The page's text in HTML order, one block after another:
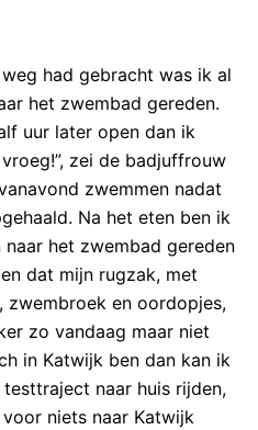
had gebracht was ik al
het zwembad gereden.
uur later open dan ik
zei de badjuffrouw
zwemmen nadat
Na het eten ben ik
het zwembad gereden
dat mijn rugzak, met
zwembroek en oordopjes,
zo vandaag maar niet
in Katwijk ben dan kan ik
naar huis rijden,
niets naar Katwijk